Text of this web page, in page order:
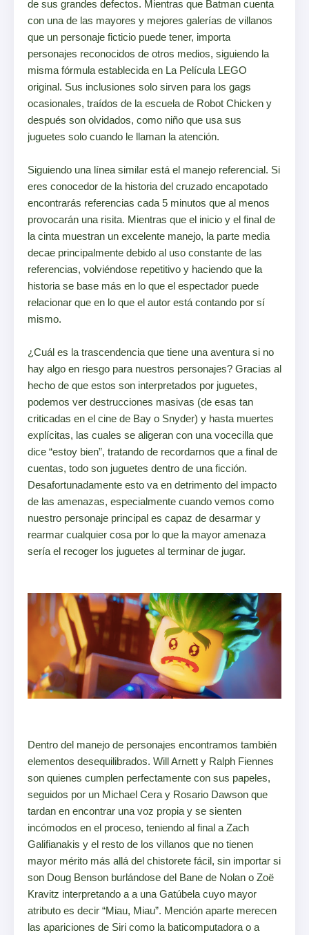
de sus grandes defectos. Mientras que Batman cuenta
con una de las mayores y mejores galerías de villanos
que un personaje ficticio puede tener, importa
personajes reconocidos de otros medios, siguiendo la
misma fórmula establecida en La Película LEGO
original. Sus inclusiones solo sirven para los gags
ocasionales, traídos de la escuela de Robot Chicken y
después son olvidados, como niño que usa sus
juguetes solo cuando le llaman la atención.
Siguiendo una línea similar está el manejo referencial. Si
eres conocedor de la historia del cruzado encapotado
encontrarás referencias cada 5 minutos que al menos
provocarán una risita. Mientras que el inicio y el final de
la cinta muestran un excelente manejo, la parte media
decae principalmente debido al uso constante de las
referencias, volviéndose repetitivo y haciendo que la
historia se base más en lo que el espectador puede
relacionar que en lo que el autor está contando por sí
mismo.
¿Cuál es la trascendencia que tiene una aventura si no
hay algo en riesgo para nuestros personajes? Gracias al
hecho de que estos son interpretados por juguetes,
podemos ver destrucciones masivas (de esas tan
criticadas en el cine de Bay o Snyder) y hasta muertes
explícitas, las cuales se aligeran con una vocecilla que
dice “estoy bien”, tratando de recordarnos que a final de
cuentas, todo son juguetes dentro de una ficción.
Desafortunadamente esto va en detrimento del impacto
de las amenazas, especialmente cuando vemos como
nuestro personaje principal es capaz de desarmar y
rearmar cualquier cosa por lo que la mayor amenaza
sería el recoger los juguetes al terminar de jugar.
Dentro del manejo de personajes encontramos también
elementos desequilibrados. Will Arnett y Ralph Fiennes
son quienes cumplen perfectamente con sus papeles,
seguidos por un Michael Cera y Rosario Dawson que
tardan en encontrar una voz propia y se sienten
incómodos en el proceso, teniendo al final a Zach
Galifianakis y el resto de los villanos que no tienen
mayor mérito más allá del chistorete fácil, sin importar si
son Doug Benson burlándose del Bane de Nolan o Zoë
Kravitz interpretando a a una Gatúbela cuyo mayor
atributo es decir “Miau, Miau”. Mención aparte merecen
las apariciones de Siri como la baticomputadora o a